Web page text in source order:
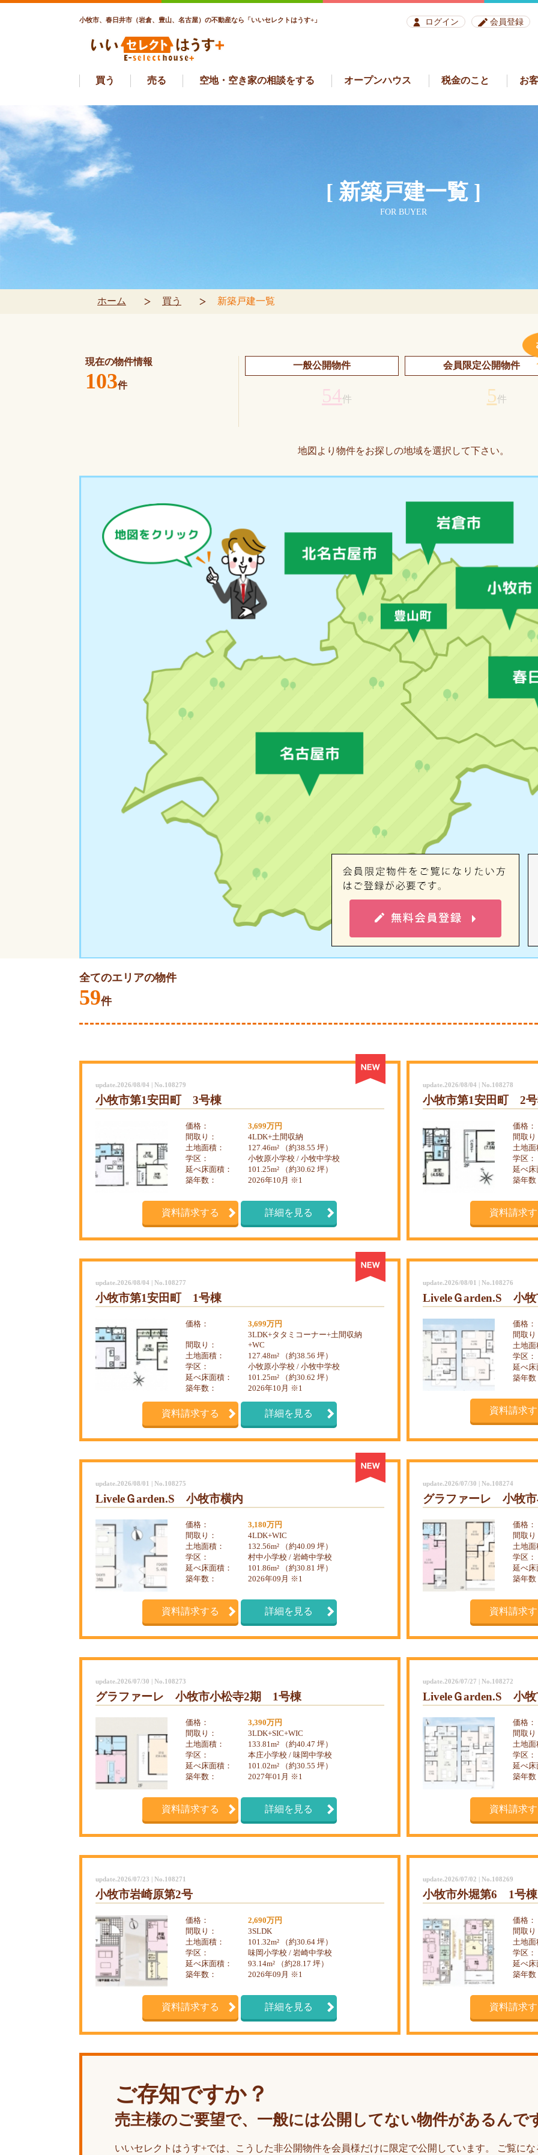
小牧市、春日井市（岩倉、豊山、名古屋）の不動産なら「いいセレクトはうす+」 ログイン 会員登録
買う 売る 空地・空き家の相談をする オープンハウス 税金のこと お
[ 新築戸建一覧 ]
FOR BUYER
ホーム 買う 新築戸建一覧
現在の物件情報
103件
一般公開物件
54件
会員限定公開物件
5件
地図より物件をお探しの地域を選択して下さい。
全てのエリアの物件
59件
update.2026/08/04 | No.108279
小牧市第1安田町 3号棟
価格：
3,699万円
間取り：
4LDK+土間収納
土地面積：
127.46m² （約38.55 坪）
学区：
小牧原小学校 / 小牧中学校
延べ床面積：
101.25m² （約30.62 坪）
築年数：
2026年10月 ※1
資料請求する 詳細を見る
update.2026/08/04 | No.108278
小牧市第1安田町 2
価格：
間取り
土地
学区：
延べ
築年数
資料請求
update.2026/08/04 | No.108277
小牧市第1安田町 1号棟
価格： 3,699万円
間取り：
3LDK+タタミコーナー+土間収納
+WC
土地面積：
127.48m² （約38.56 坪）
学区：
小牧原小学校 / 小牧中学校
延べ床面積：
101.25m² （約30.62 坪）
築年数：
2026年10月 ※1
資料請求する 詳細を見る
update.2026/08/01 | No.108276
LiveleＧarden.S 小牧
価格：
間取り
土地
学区：
延べ
築年数
資料請求
update.2026/08/01 | No.108275
LiveleＧarden.S 小牧市横内
価格：
3,180万円
間取り：
4LDK+WIC
土地面積：
132.56m² （約40.09 坪）
学区：
村中小学校 / 岩崎中学校
延べ床面積：
101.86m² （約30.81 坪）
築年数：
2026年09月 ※1
資料請求する 詳細を見る
update.2026/07/30 | No.108274
グラファーレ 小牧
価格：
間取り
土地
学区：
延べ
築年数
資料請求
update.2026/07/30 | No.108273
グラファーレ 小牧市小松寺2期 1号棟
価格：
3,390万円
間取り：
3LDK+SIC+WIC
土地面積：
133.81m² （約40.47 坪）
学区：
本庄小学校 / 味岡中学校
延べ床面積：
101.02m² （約30.55 坪）
築年数：
2027年01月 ※1
資料請求する 詳細を見る
update.2026/07/27 | No.108272
LiveleＧarden.S 小牧
価格：
間取り
土地
学区：
延べ
築年数
資料請求
update.2026/07/23 | No.108271
小牧市岩崎原第2号
価格：
2,690万円
間取り：
3SLDK
土地面積：
101.32m² （約30.64 坪）
学区：
味岡小学校 / 岩崎中学校
延べ床面積：
93.14m² （約28.17 坪）
築年数：
2026年09月 ※1
資料請求する 詳細を見る
update.2026/07/02 | No.108269
小牧市外堀第6 1号棟
価格：
間取り
土地
学区：
延べ
築年数
資料請求
ご存知ですか？
売主様のご要望で、一般には公開してない物件があるんで
いいセレクトはうす+では、こうした非公開物件を会員様だけに限定で公開しています。 ご覧にな